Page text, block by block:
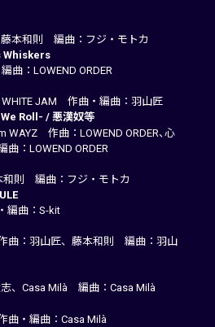
本和則 編曲：フジ・モトカ
Whiskers
：LOWEND ORDER
JAM 作曲・編曲：羽山匠
Roll- / 悪漢奴等
作曲：LOWEND ORDER、心
：LOWEND ORDER
則 編曲：フジ・モトカ
編曲：S-kit
曲：羽山匠、藤本和則 編曲：羽山
、Casa Milà 編曲：Casa Milà
・編曲：Casa Milà